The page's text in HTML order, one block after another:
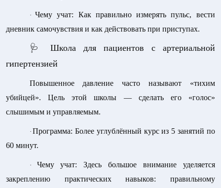
· Чему учат: Как правильно измерять пульс, вести
дневник самочувствия и как действовать при приступах.
🩺
Школа для пациентов с артериальной
гипертензией
Повышенное давление часто называют «тихим
убийцей». Цель этой школы — сделать его «голос»
слышимым и управляемым.
· Программа: Более углублённый курс из 5 занятий по
60 минут.
· Чему учат: Здесь большое внимание уделяется
закреплению практических навыков: правильному